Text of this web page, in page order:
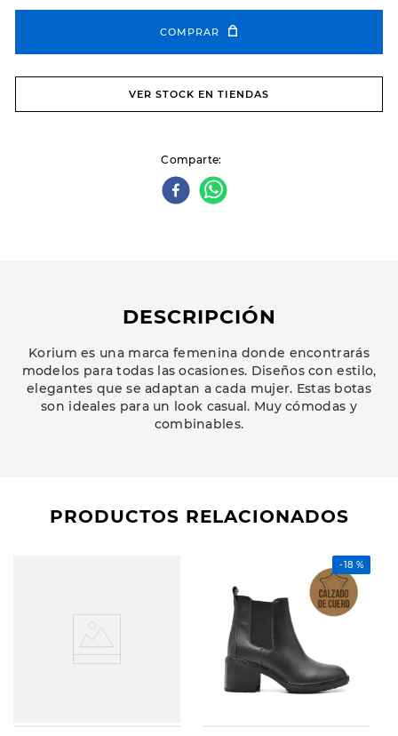
COMPRAR
VER STOCK EN TIENDAS
Comparte
DESCRIPCIÓN
Korium es una marca femenina donde encontrarás
modelos para todas las ocasiones. Diseños con estilo,
elegantes que se adaptan a cada mujer. Estas botas
son ideales para un look casual. Muy cómodas y
combinables.
PRODUCTOS RELACIONADOS
-18 %